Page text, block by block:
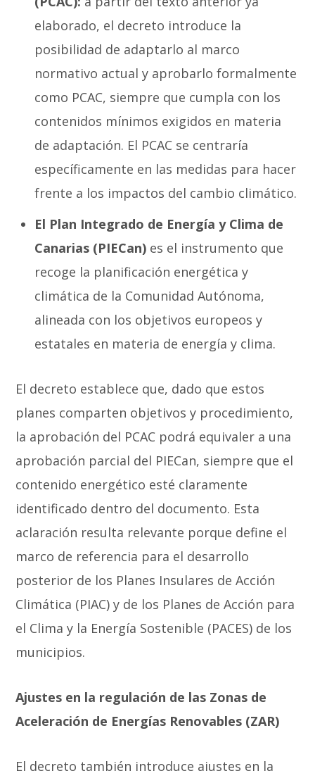
elaborado, el decreto introduce la
posibilidad de adaptarlo al marco
normativo actual y aprobarlo formalmente
como PCAC, siempre que cumpla con los
contenidos mínimos exigidos en materia
de adaptación. El PCAC se centraría
específicamente en las medidas para hacer
frente a los impactos del cambio climático.
El Plan Integrado de Energía y Clima de
Canarias (PIECan) es el instrumento que
recoge la planificación energética y
climática de la Comunidad Autónoma,
alineada con los objetivos europeos y
estatales en materia de energía y clima.
El decreto establece que, dado que estos
planes comparten objetivos y procedimiento,
la aprobación del PCAC podrá equivaler a una
aprobación parcial del PIECan, siempre que el
contenido energético esté claramente
identificado dentro del documento. Esta
aclaración resulta relevante porque define el
marco de referencia para el desarrollo
posterior de los Planes Insulares de Acción
Climática (PIAC) y de los Planes de Acción para
el Clima y la Energía Sostenible (PACES) de los
municipios.
Ajustes en la regulación de las Zonas de
Aceleración de Energías Renovables (ZAR)
El decreto también introduce ajustes en la